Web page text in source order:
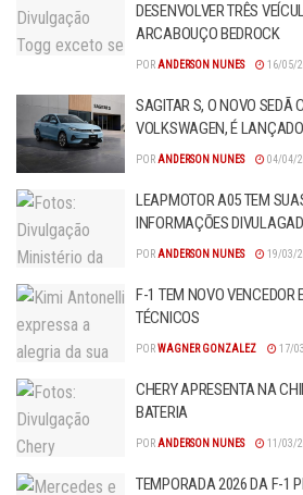
DESENVOLVER TRÊS
ARCABOUÇO BEDROCK
POR ANDERSON NUNES 16/05/
SAGITAR S, O NOVO SEDÃ
VOLKSWAGEN, É
POR ANDERSON NUNES 04/04/
LEAPMOTOR A05 TEM
INFORMAÇÕES
POR ANDERSON NUNES 19/03/
F-1 TEM NOVO VENCEDOR
TÉCNICOS
PORWAGNER GONZALEZ 17/
CHERY APRESENTA NA
BATERIA
POR ANDERSON NUNES 11/03/
TEMPORADA 2026 DA F-1